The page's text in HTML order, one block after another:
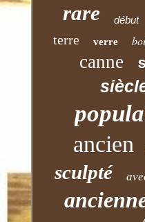
rare début
terre verre
canne
ancien
sculpté